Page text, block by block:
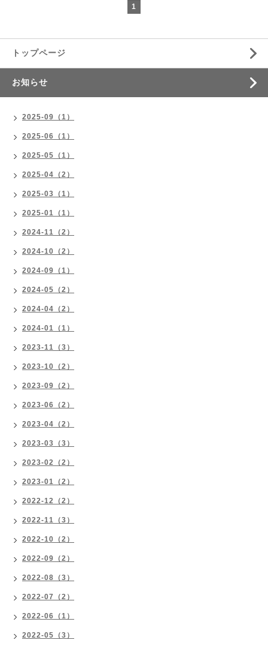
1
トップページ
お知らせ
2025-09（1）
2025-06（1）
2025-05（1）
2025-04（2）
2025-03（1）
2025-01（1）
2024-11（2）
2024-10（2）
2024-09（1）
2024-05（2）
2024-04（2）
2024-01（1）
2023-11（3）
2023-10（2）
2023-09（2）
2023-06（2）
2023-04（2）
2023-03（3）
2023-02（2）
2023-01（2）
2022-12（2）
2022-11（3）
2022-10（2）
2022-09（2）
2022-08（3）
2022-07（2）
2022-06（1）
2022-05（3）